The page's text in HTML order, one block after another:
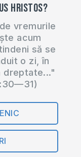
Hristos?
vremurile
acum
să se
o zi, în
dreptate..."